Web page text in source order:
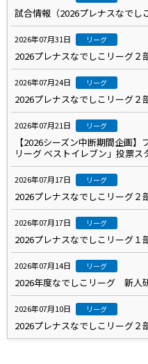
試合情報（2026プレナスなでし
2026年07月31日 リーグ
2026プレナスなでしこリーグ２
2026年07月24日 リーグ
2026プレナスなでしこリーグ２
2026年07月21日 リーグ
【2026シーズン中断期間企画
リーグ ベストイレブン」投票ス
2026年07月17日 リーグ
2026プレナスなでしこリーグ
2026年07月17日 リーグ
2026プレナスなでしこリーグ
2026年07月14日 リーグ
2026年度なでしこリーグ 新人
2026年07月10日 リーグ
2026プレナスなでしこリーグ２